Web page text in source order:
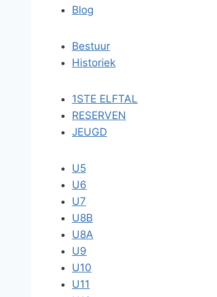
Blog
Bestuur
Historiek
1STE ELFTAL
RESERVEN
JEUGD
U5
U6
U7
U8B
U8A
U9
U10
U11